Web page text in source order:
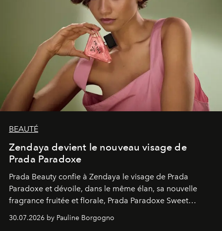
BEAUTÉ
Zendaya devient le nouveau visage de
Prada Paradoxe
Prada Beauty confie à Zendaya le visage de Prada
Paradoxe et dévoile, dans le même élan, sa nouvelle
fragrance fruitée et florale, Prada Paradoxe Sweet
30.07.2026 by Pauline Borgogno